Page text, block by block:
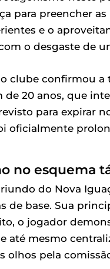
para preencher
e o
o desgaste de
clube confirmou
20 anos, que
para expirar
oficialmente
no esquema
do Nova
de base. Sua
o jogador
até mesmo
pela